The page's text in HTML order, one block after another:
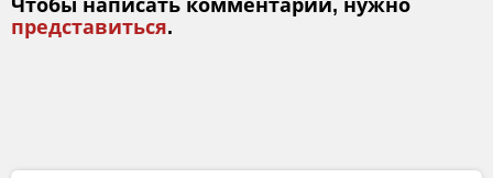
Чтобы написать комментарий, нужно
представиться.